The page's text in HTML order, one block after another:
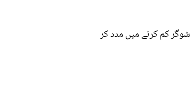
شوگر کم کرنے میں مدد کر